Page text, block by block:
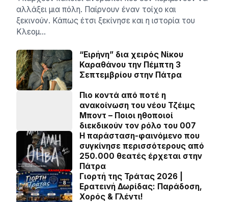
αλλάξει μια πόλη. Παίρνουν έναν τοίχο και
ξεκινούν. Κάπως έτσι ξεκίνησε και η ιστορία του
Κλεομ…
“Ειρήνη” δια χειρός Νίκου
Καραθάνου την Πέμπτη 3
Σεπτεμβρίου στην Πάτρα
Πιο κοντά από ποτέ η
ανακοίνωση του νέου Τζέιμς
Μποντ – Ποιοι ηθοποιοί
διεκδικούν τον ρόλο του 007
Η παράσταση-φαινόμενο που
συγκίνησε περισσότερους από
250.000 θεατές έρχεται στην
Πάτρα
Γιορτή της Τράτας 2026 |
Ερατεινή Δωρίδας: Παράδοση,
Χορός & Γλέντι!